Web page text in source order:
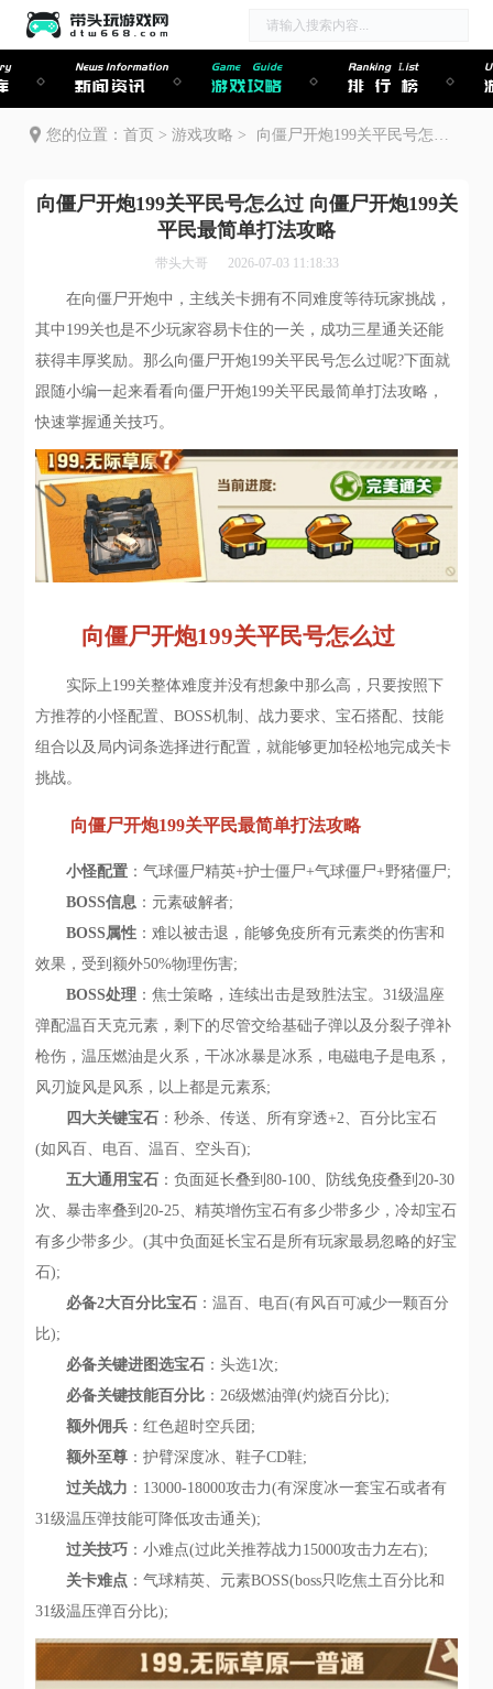
News Information
新闻资讯
Game Guide
游戏攻略
Ranking List
排行榜
您的位置：首页 >游戏攻略 > 向僵尸开炮199关平民号怎么过 向僵尸开炮199关平民最简单打法攻略
向僵尸开炮199关平民号怎么过 向僵尸开炮199关
平民最简单打法攻略
带头大哥 2026-07-03 11:18:33
在向僵尸开炮中，主线关卡拥有不同难度等待玩家挑战，
其中199关也是不少玩家容易卡住的一关，成功三星通关还能
获得丰厚奖励。那么向僵尸开炮199关平民号怎么过呢?下面就
跟随小编一起来看看向僵尸开炮199关平民最简单打法攻略，
快速掌握通关技巧。
向僵尸开炮199关平民号怎么过
实际上199关整体难度并没有想象中那么高，只要按照下
方推荐的小怪配置、BOSS机制、战力要求、宝石搭配、技能
组合以及局内词条选择进行配置，就能够更加轻松地完成关卡
挑战。
向僵尸开炮199关平民最简单打法攻略
小怪配置 ：气球僵尸精英+护士僵尸+气球僵尸+野猪僵尸;
BOSS信息 ：元素破解者;
BOSS属性 ：难以被击退，能够免疫所有元素类的伤害和
效果，受到额外50%物理伤害;
BOSS处理 ：焦士策略，连续出击是致胜法宝。31级温座
弹配温百天克元素，剩下的尽管交给基础子弹以及分裂子弹补
枪伤，温压燃油是火系，干冰冰暴是冰系，电磁电子是电系，
风刃旋风是风系，以上都是元素系;
四大关键宝石 ：秒杀、传送、所有穿透+2、百分比宝石
(如风百、电百、温百、空头百);
五大通用宝石 ：负面延长叠到80-100、防线免疫叠到20-30
次、暴击率叠到20-25、精英增伤宝石有多少带多少，冷却宝石
有多少带多少。(其中负面延长宝石是所有玩家最易忽略的好宝
石);
必备2大百分比宝石 ：温百、电百(有风百可减少一颗百分
比);
必备关键进图选宝石 ：头选1次;
必备关键技能百分比 ：26级燃油弹(灼烧百分比);
额外佣兵 ：红色超时空兵团;
额外至尊 ：护臂深度冰、鞋子CD鞋;
过关战力 ：13000-18000攻击力(有深度冰一套宝石或者有
31级温压弹技能可降低攻击通关);
过关技巧 ：小难点(过此关推荐战力15000攻击力左右);
关卡难点 ：气球精英、元素BOSS(boss只吃焦土百分比和
31级温压弹百分比);